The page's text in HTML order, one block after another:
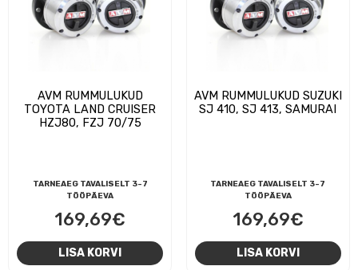
AVM RUMMULUKUD
TOYOTA LAND CRUISER
HZJ80, FZJ 70/75
TARNEAEG TAVALISELT 3-7
TÖÖPÄEVA
169,69€
LISA KORVI
AVM RUMMULUKUD SUZUKI
SJ 410, SJ 413, SAMURAI
TARNEAEG TAVALISELT 3-7
TÖÖPÄEVA
169,69€
LISA KORVI